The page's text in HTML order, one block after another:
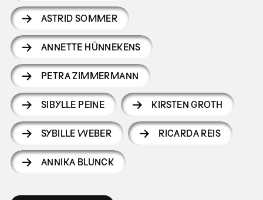
ASTRID SOMMER
ANNETTE HÜNNEKENS
PETRA ZIMMERMANN
SIBYLLE PEINE KIRSTEN GROTH
SYBILLE WEBER RICARDA REIS
ANNIKA BLUNCK